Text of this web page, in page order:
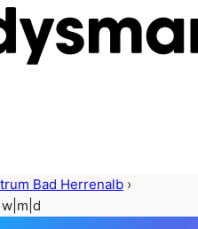
Bad Herrenalb ›